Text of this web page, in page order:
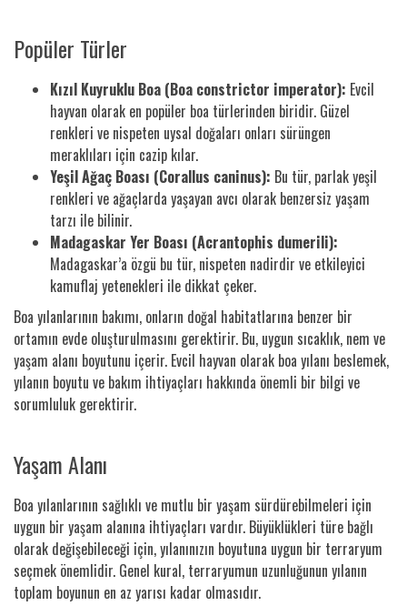
Popüler Türler
Kızıl Kuyruklu Boa (Boa constrictor imperator): Evcil
hayvan olarak en popüler boa türlerinden biridir. Güzel
renkleri ve nispeten uysal doğaları onları sürüngen
meraklıları için cazip kılar.
Yeşil Ağaç Boası (Corallus caninus): Bu tür, parlak yeşil
renkleri ve ağaçlarda yaşayan avcı olarak benzersiz yaşam
tarzı ile bilinir.
Madagaskar Yer Boası (Acrantophis dumerili):
Madagaskar’a özgü bu tür, nispeten nadirdir ve etkileyici
kamuflaj yetenekleri ile dikkat çeker.
Boa yılanlarının bakımı, onların doğal habitatlarına benzer bir
ortamın evde oluşturulmasını gerektirir. Bu, uygun sıcaklık, nem ve
yaşam alanı boyutunu içerir. Evcil hayvan olarak boa yılanı beslemek,
yılanın boyutu ve bakım ihtiyaçları hakkında önemli bir bilgi ve
sorumluluk gerektirir.
Yaşam Alanı
Boa yılanlarının sağlıklı ve mutlu bir yaşam sürdürebilmeleri için
uygun bir yaşam alanına ihtiyaçları vardır. Büyüklükleri türe bağlı
olarak değişebileceği için, yılanınızın boyutuna uygun bir terraryum
seçmek önemlidir. Genel kural, terraryumun uzunluğunun yılanın
toplam boyunun en az yarısı kadar olmasıdır.